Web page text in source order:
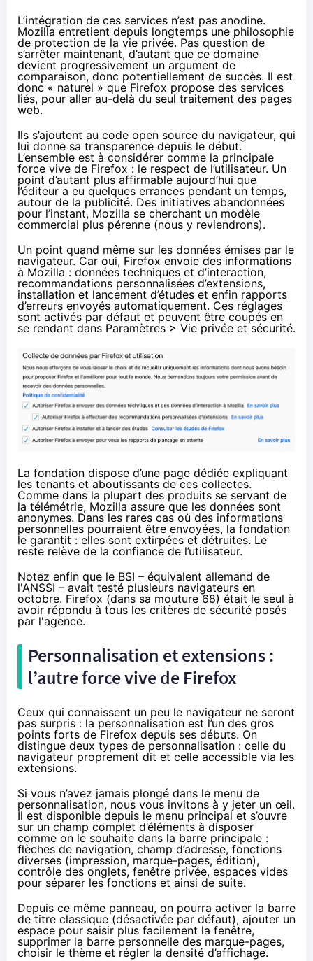
L’intégration de ces services n’est pas anodine.
Mozilla entretient depuis longtemps une philosophie
de protection de la vie privée. Pas question de
s’arrêter maintenant, d’autant que ce domaine
devient progressivement un argument de
comparaison, donc potentiellement de succès. Il est
donc « naturel » que Firefox propose des services
liés, pour aller au-delà du seul traitement des pages
web.
Ils s’ajoutent au code open source du navigateur, qui
lui donne sa transparence depuis le début.
L’ensemble est à considérer comme la principale
force vive de Firefox : le respect de l’utilisateur. Un
point d’autant plus affirmable aujourd’hui que
l’éditeur a eu quelques errances pendant un temps,
autour de la publicité. Des initiatives abandonnées
pour l’instant, Mozilla se cherchant un modèle
commercial plus pérenne (nous y reviendrons).
Un point quand même sur les données émises par le
navigateur. Car oui, Firefox envoie des informations
à Mozilla : données techniques et d’interaction,
recommandations personnalisées d’extensions,
installation et lancement d’études et enfin rapports
d’erreurs envoyés automatiquement. Ces réglages
sont activés par défaut et peuvent être coupés en
se rendant dans Paramètres > Vie privée et sécurité.
La fondation dispose d’une page dédiée expliquant
les tenants et aboutissants de ces collectes.
Comme dans la plupart des produits se servant de
la télémétrie, Mozilla assure que les données sont
anonymes. Dans les rares cas où des informations
personnelles pourraient être envoyées, la fondation
le garantit : elles sont extirpées et détruites. Le
reste relève de la confiance de l’utilisateur.
Notez enfin que le BSI – équivalent allemand de
l'ANSSI – avait testé plusieurs navigateurs en
octobre. Firefox (dans sa mouture 68) était le seul à
avoir répondu à tous les critères de sécurité posés
par l'agence.
Personnalisation et extensions :
l’autre force vive de Firefox
Ceux qui connaissent un peu le navigateur ne seront
pas surpris : la personnalisation est l’un des gros
points forts de Firefox depuis ses débuts. On
distingue deux types de personnalisation : celle du
navigateur proprement dit et celle accessible via les
extensions.
Si vous n’avez jamais plongé dans le menu de
personnalisation, nous vous invitons à y jeter un œil.
Il est disponible depuis le menu principal et s’ouvre
sur un champ complet d’éléments à disposer
comme on le souhaite dans la barre principale :
flèches de navigation, champ d’adresse, fonctions
diverses (impression, marque-pages, édition),
contrôle des onglets, fenêtre privée, espaces vides
pour séparer les fonctions et ainsi de suite.
Depuis ce même panneau, on pourra activer la barre
de titre classique (désactivée par défaut), ajouter un
espace pour saisir plus facilement la fenêtre,
supprimer la barre personnelle des marque-pages,
choisir le thème et régler la densité d’affichage.